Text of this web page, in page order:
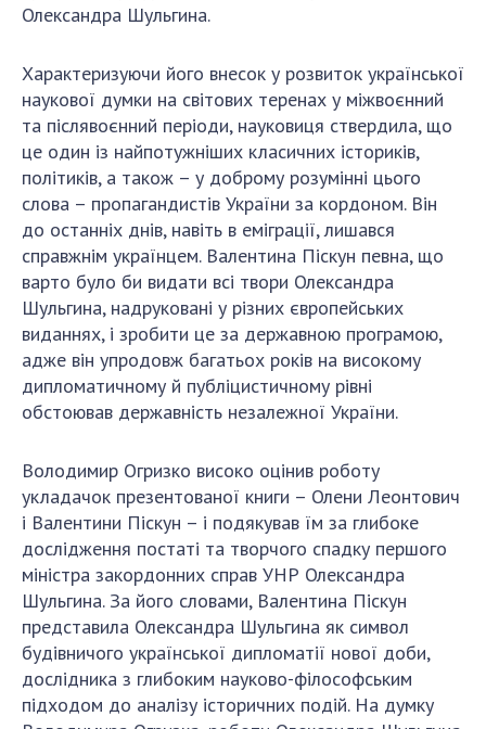
ПРОФСПІЛКА НАН УКРАЇНИ
КАБІНЕТ
Олександра Шульгина.
Характеризуючи його внесок у розвиток української
наукової думки на світових теренах у міжвоєнний
та післявоєнний періоди, науковиця ствердила, що
це один із найпотужніших класичних істориків,
політиків, а також – у доброму розумінні цього
слова – пропагандистів України за кордоном. Він
до останніх днів, навіть в еміграції, лишався
справжнім українцем. Валентина Піскун певна, що
варто було би видати всі твори Олександра
Шульгина, надруковані у різних європейських
виданнях, і зробити це за державною програмою,
адже він упродовж багатьох років на високому
дипломатичному й публіцистичному рівні
обстоював державність незалежної України.
Володимир Огризко високо оцінив роботу
укладачок презентованої книги – Олени Леонтович
і Валентини Піскун – і подякував їм за глибоке
дослідження постаті та творчого спадку першого
міністра закордонних справ УНР Олександра
Шульгина. За його словами, Валентина Піскун
представила Олександра Шульгина як символ
будівничого української дипломатії нової доби,
дослідника з глибоким науково-філософським
підходом до аналізу історичних подій. На думку